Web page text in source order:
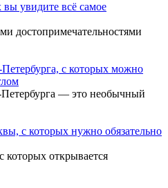
увидите всё самое
достопримечательностями
с которых можно
— это необычный
с которых нужно обязательно
открывается